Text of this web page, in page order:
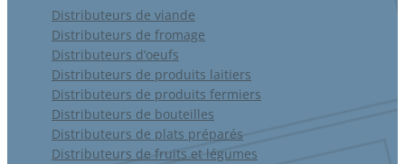
Distributeurs de viande
Distributeurs de fromage
Distributeurs d’oeufs
Distributeurs de produits laitiers
Distributeurs de produits fermiers
Distributeurs de bouteilles
Distributeurs de plats préparés
Distributeurs de fruits et légumes